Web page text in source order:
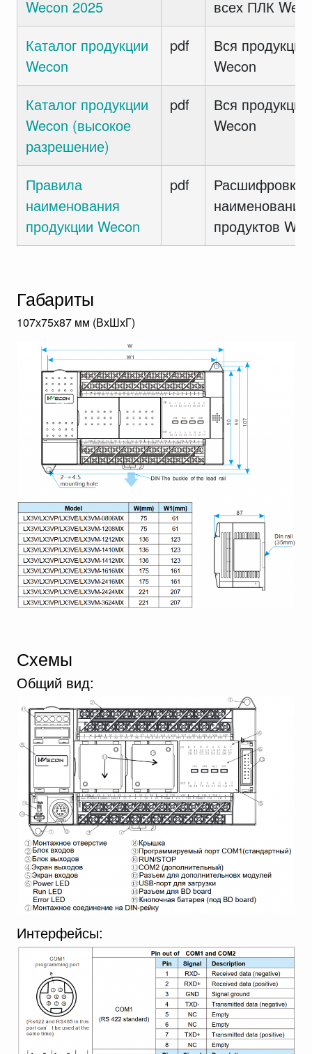
Wecon 2025
всех ПЛК
Каталог продукции
Wecon
pdf
Вся продукция
Wecon
Каталог продукции
Wecon (высокое
разрешение)
pdf
Вся продукция
Wecon
Правила
наименования
продукции Wecon
pdf
Расшифровка
наименований
продуктов
Габариты
107х75х87 мм (ВхШхГ)
Схемы
Общий вид:
Интерфейсы: